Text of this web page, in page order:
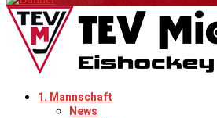
1. Mannschaft
News